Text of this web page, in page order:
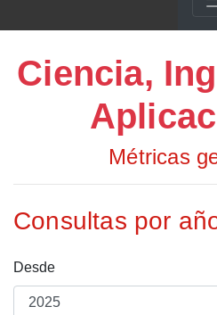
Ciencia,
Métricas
Consultas por
Desde